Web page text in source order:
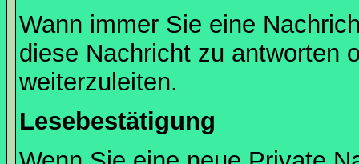
Wann immer Sie eine
diese Nachricht zu antworten
weiterzuleiten.
Lesebestätigung